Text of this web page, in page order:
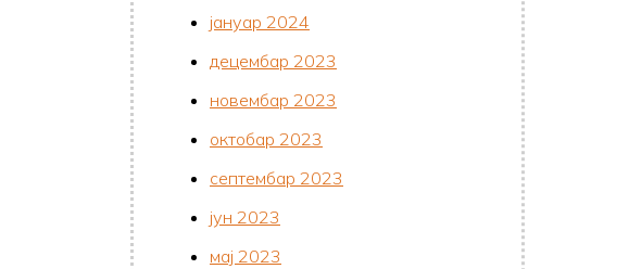
јануар 2024
децембар 2023
новембар 2023
октобар 2023
септембар 2023
јун 2023
мај 2023